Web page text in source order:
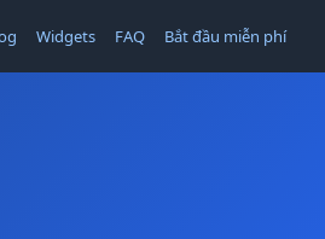
Widgets FAQ Bắt đầu miễn phí